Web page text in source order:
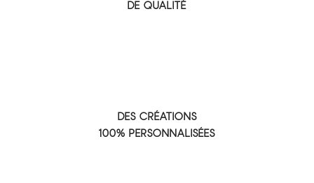
DE QUALITÉ
DES CRÉATIONS
100% PERSONNALISÉES